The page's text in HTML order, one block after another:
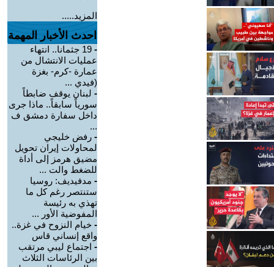
المزيد.....
احدث الأخبار المهمة
-
19 جثمانا.. انتهاء
عمليات الانتشال من
عمارة -كرم- بغزة
(فيدي ...
- لبنان يوقف ضابطاً
سورياً سابقاً.. ماذا جرى
داخل سفارة دمشق ف
...
- رفض خليجي
لمحاولات إيران تحويل
مضيق هرمز إلى أداة
للضغط والت ...
- مدفيديف: روسيا
ستنتصر رغم كل ما
تهذي به رئيسة
المفوضية الأور ...
- خيام النزوح في غزة..
واقع إنساني قاس
- اجتماع ليبي مرتقب
بين الرئاسات الثلاث